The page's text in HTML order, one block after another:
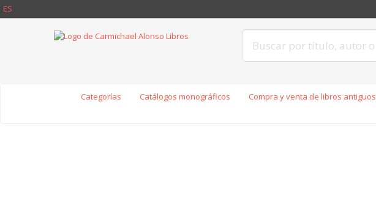
ES
Categorías Catálogos monográficos Compra y venta de libros antiguos